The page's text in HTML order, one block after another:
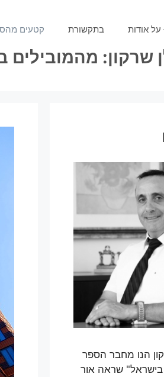
על אודות בתקשורת קטעים
שרקון: מהמובילים
הנו מחבר הספר
בישראל" שראה אור